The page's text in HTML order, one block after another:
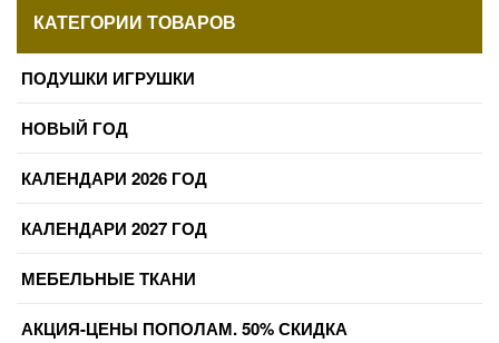
КАТЕГОРИИ ТОВАРОВ
ПОДУШКИ ИГРУШКИ
НОВЫЙ ГОД
КАЛЕНДАРИ 2026 ГОД
КАЛЕНДАРИ 2027 ГОД
МЕБЕЛЬНЫЕ ТКАНИ
АКЦИЯ-ЦЕНЫ ПОПОЛАМ. 50% СКИДКА